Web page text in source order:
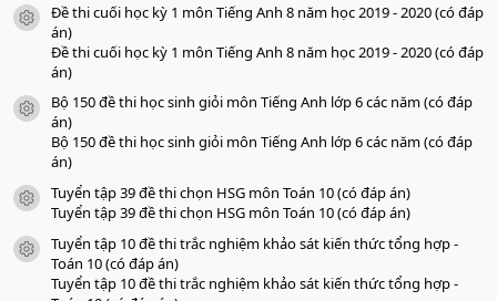
icon tài liệu
Đề thi cuối học kỳ 1 môn Tiếng Anh 8 năm học 2019 - 2020 (có đáp
án)
Đề thi cuối học kỳ 1 môn Tiếng Anh 8 năm học 2019 - 2020 (có đáp
án)
icon tài liệu
Bộ 150 đề thi học sinh giỏi môn Tiếng Anh lớp 6 các năm (có đáp
án)
Bộ 150 đề thi học sinh giỏi môn Tiếng Anh lớp 6 các năm (có đáp
án)
icon tài liệu
Tuyển tập 39 đề thi chọn HSG môn Toán 10 (có đáp án)
Tuyển tập 39 đề thi chọn HSG môn Toán 10 (có đáp án)
icon tài liệu
Tuyển tập 10 đề thi trắc nghiệm khảo sát kiến thức tổng hợp -
Toán 10 (có đáp án)
Tuyển tập 10 đề thi trắc nghiệm khảo sát kiến thức tổng hợp -